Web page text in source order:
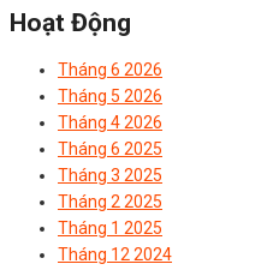
Hoạt Động
Tháng 6 2026
Tháng 5 2026
Tháng 4 2026
Tháng 6 2025
Tháng 3 2025
Tháng 2 2025
Tháng 1 2025
Tháng 12 2024